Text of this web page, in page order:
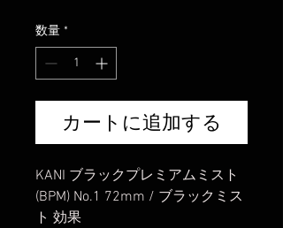
数量 *
カートに追加する
KANI ブラックプレミアムミスト
(BPM) No.1 72mm / ブラックミス
ト 効果